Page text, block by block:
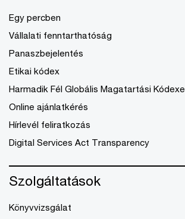
Egy percben
Vállalati fenntarthatóság
Panaszbejelentés
Etikai kódex
Harmadik Fél Globális Magatartási Kódexe
Online ajánlatkérés
Hírlevél feliratkozás
Digital Services Act Transparency
Szolgáltatások
Könyvvizsgálat